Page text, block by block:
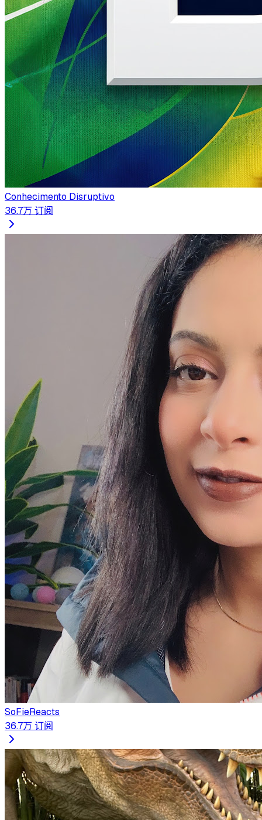
Conhecimento Disruptivo
36.7万 订阅
SoFieReacts
36.7万 订阅